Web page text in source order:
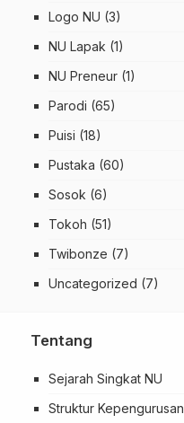
Logo NU (3)
NU Lapak (1)
NU Preneur (1)
Parodi (65)
Puisi (18)
Pustaka (60)
Sosok (6)
Tokoh (51)
Twibonze (7)
Uncategorized (7)
Tentang
Sejarah Singkat NU
Struktur Kepengurusan